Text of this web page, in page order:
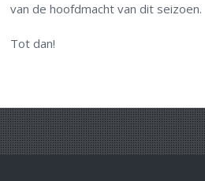
van de hoofdmacht van dit seizoen.
Tot dan!